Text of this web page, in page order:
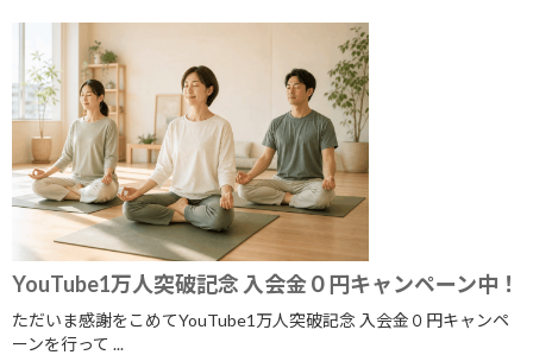
YouTube1万人突破記念 入会金０円キャ
2026年7月5日
ブログ
まだ間に合う！ワンコインでヨガ体験＆
チャクラバランスチェック
2026年6月28日
ブログ
本日開催！オンライン無料講座 3ボデ
YouTube1万人突破記念 入会金０円キャンペーン中！
ただいま感謝をこめてYouTube1万人突破記念 入会金０円キャンペ
ーンを行って ...